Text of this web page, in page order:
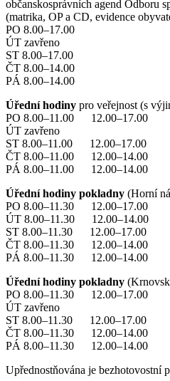
občanskosprávních agend Odboru
(matrika, OP a CD, evidence
PO 8.00–17.00
ÚT zavřeno
ST 8.00–17.00
ČT 8.00–14.00
PÁ 8.00–14.00
Úřední hodiny pro veřejnost (s
PO 8.00–11.00 12.00–17.00
ÚT zavřeno
ST 8.00–11.00 12.00–17.00
ČT 8.00–11.00 12.00–14.00
PÁ 8.00–11.00 12.00–14.00
Úřední hodiny pokladny (Horní
PO 8.00–11.30 12.00–17.00
ÚT 8.00–11.30 12.00–14.00
ST 8.00–11.30 12.00–17.00
ČT 8.00–11.30 12.00–14.00
PÁ 8.00–11.30 12.00–14.00
Úřední hodiny pokladny
PO 8.00–11.30 12.00–17.00
ÚT zavřeno
ST 8.00–11.30 12.00–17.00
ČT 8.00–11.30 12.00–14.00
PÁ 8.00–11.30 12.00–14.00
Upřednostňována je bezhotovostní